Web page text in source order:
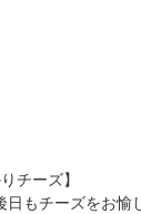
チーズ】
もチーズをお愉